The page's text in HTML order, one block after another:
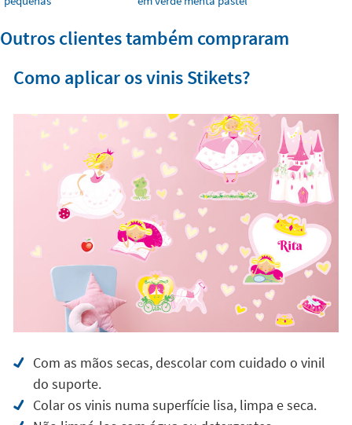
Outros clientes também compraram
Como aplicar os vinis Stikets?
Com as mãos secas, descolar com cuidado o vinil
do suporte.
Colar os vinis numa superfície lisa, limpa e seca.